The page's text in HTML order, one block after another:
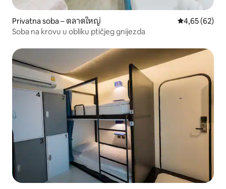
Privatna soba – ตลาดใหญ่ Prosječna
4,65 (62)
Soba na krovu u obliku ptičjeg gnijezda